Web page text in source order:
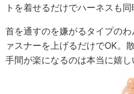
トを着せるだけでハーネスも同
首を通すのを嫌がるタイプの
ァスナーを上げるだけでOK。
手間が楽になるのは本当に嬉し